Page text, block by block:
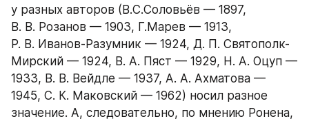
у разных авторов (В.С.Соловьёв — 1897,
В. В. Розанов — 1903, Г.Марев — 1913,
Р. В. Иванов-Разумник — 1924, Д. П. Святополк-
Мирский — 1924, В. А. Пяст — 1929, Н. А. Оцуп —
1933, В. В. Вейдле — 1937, А. А. Ахматова —
1945, С. К. Маковский — 1962) носил разное
значение. А, следовательно, по мнению Ронена,